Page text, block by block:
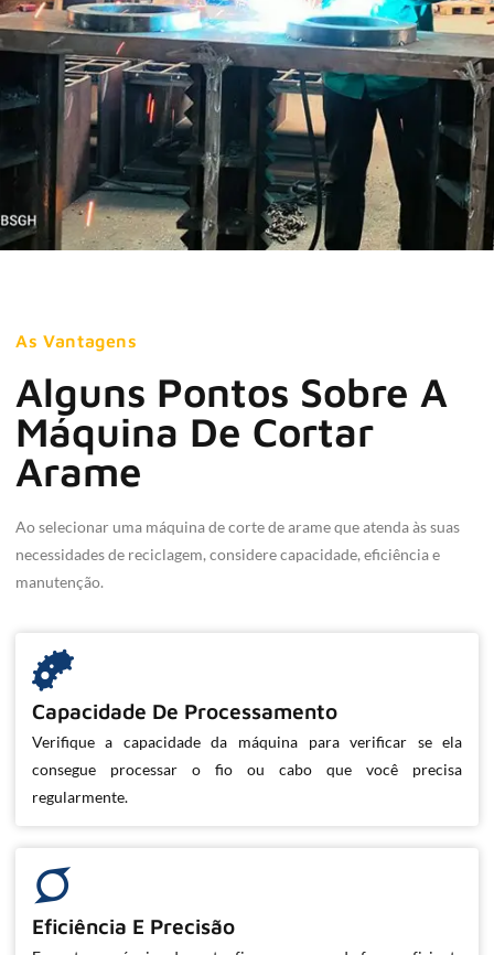
As Vantagens
Alguns Pontos Sobre A
Máquina De Cortar
Arame
Ao selecionar uma máquina de corte de arame que atenda às suas
necessidades de reciclagem, considere capacidade, eficiência e
manutenção.
Capacidade De Processamento
Verifique a capacidade da máquina para verificar se ela
consegue processar o fio ou cabo que você precisa
regularmente.
Eficiência E Precisão